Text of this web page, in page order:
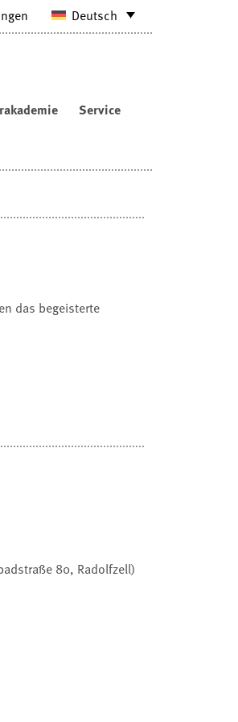
Deutsch
Service
das begeisterte
80, Radolfzell)